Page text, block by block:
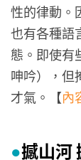
性的律動。
也有各種語
態。即使有
呻吟），但
才氣。【內
●撼山河